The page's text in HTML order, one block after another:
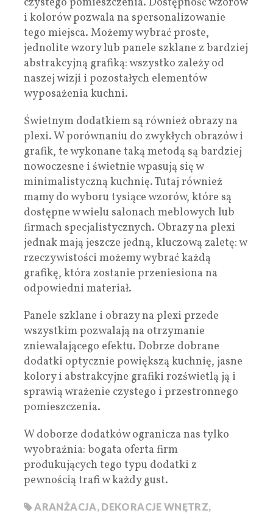
i kolorów pozwala na spersonalizowanie
tego miejsca. Możemy wybrać proste,
jednolite wzory lub panele szklane z bardziej
abstrakcyjną grafiką: wszystko zależy od
naszej wizji i pozostałych elementów
wyposażenia kuchni.
Świetnym dodatkiem są również obrazy na
plexi. W porównaniu do zwykłych obrazów i
grafik, te wykonane taką metodą są bardziej
nowoczesne i świetnie wpasują się w
minimalistyczną kuchnię. Tutaj również
mamy do wyboru tysiące wzorów, które są
dostępne w wielu salonach meblowych lub
firmach specjalistycznych. Obrazy na plexi
jednak mają jeszcze jedną, kluczową zaletę: w
rzeczywistości możemy wybrać każdą
grafikę, która zostanie przeniesiona na
odpowiedni materiał.
Panele szklane i obrazy na plexi przede
wszystkim pozwalają na otrzymanie
zniewalającego efektu. Dobrze dobrane
dodatki optycznie powiększą kuchnię, jasne
kolory i abstrakcyjne grafiki rozświetlą ją i
sprawią wrażenie czystego i przestronnego
pomieszczenia.
W doborze dodatków ogranicza nas tylko
wyobraźnia: bogata oferta firm
produkujących tego typu dodatki z
pewnością trafi w każdy gust.
ARANŻACJA, DEKORACJE WNĘTRZ,